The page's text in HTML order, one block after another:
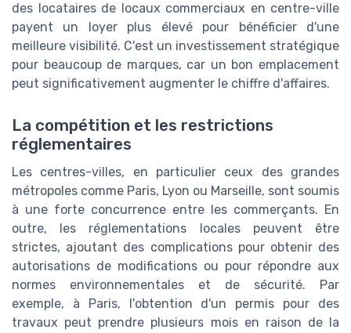
des locataires de locaux commerciaux en centre-ville
payent un loyer plus élevé pour bénéficier d'une
meilleure visibilité. C'est un investissement stratégique
pour beaucoup de marques, car un bon emplacement
peut significativement augmenter le chiffre d'affaires.
La compétition et les restrictions
réglementaires
Les centres-villes, en particulier ceux des grandes
métropoles comme Paris, Lyon ou Marseille, sont soumis
à une forte concurrence entre les commerçants. En
outre, les réglementations locales peuvent être
strictes, ajoutant des complications pour obtenir des
autorisations de modifications ou pour répondre aux
normes environnementales et de sécurité. Par
exemple, à Paris, l'obtention d'un permis pour des
travaux peut prendre plusieurs mois en raison de la